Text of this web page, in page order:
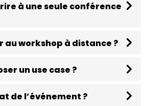
à une seule conférence
au workshop à distance ?
un use case ?
de l’événement ?